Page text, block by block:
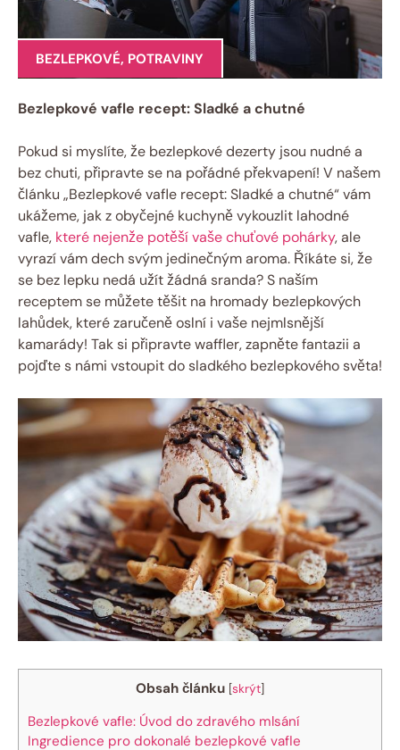
BEZLEPKOVÉ, POTRAVINY
Bezlepkové vafle recept: Sladké a chutné
Pokud si myslíte, že bezlepkové dezerty jsou nudné a
bez chuti, připravte se na pořádné překvapení! V našem
článku „Bezlepkové vafle recept: Sladké a chutné“ vám
ukážeme, jak z obyčejné kuchyně vykouzlit lahodné
vafle, které nejenže potěší vaše chuťové pohárky, ale
vyrazí vám dech svým jedinečným aroma. Říkáte si, že
se bez lepku nedá užít žádná sranda? S naším
receptem se můžete těšit na hromady bezlepkových
lahůdek, které zaručeně oslní i vaše nejmlsnější
kamarády! Tak si připravte waffler, zapněte fantazii a
pojďte s námi vstoupit do sladkého bezlepkového světa!
Obsah článku [skrýt]
Bezlepkové vafle: Úvod do zdravého mlsání
Ingredience pro dokonalé bezlepkové vafle